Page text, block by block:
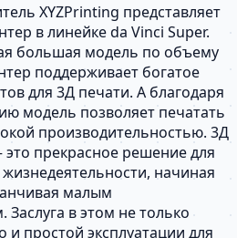
XYZPrinting представляет
в линейке da Vinci Super.
большая модель по объему
поддерживает богатое
для 3Д печати. А благодаря
модель позволяет печатать
производительностью. 3Д
это прекрасное решение для
начиная
малым
в этом не только
и простой эксплуатации для